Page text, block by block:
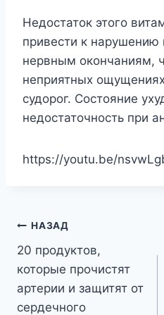
Недостаток этого
привести к нарушению
нервным окончаниям,
неприятных
судорог. Состояние
недостаточность при
https://youtu.be/
Навигация
по
записям
НАЗАД
20 продуктов,
которые прочистят
артерии и защитят от
сердечного